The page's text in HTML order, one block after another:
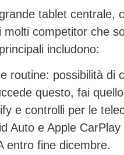
tablet centrale,
molti competitor che
includono:
routine: possibilità di
questo, fai
e controlli per le
Auto e Apple
entro fine dicembre.